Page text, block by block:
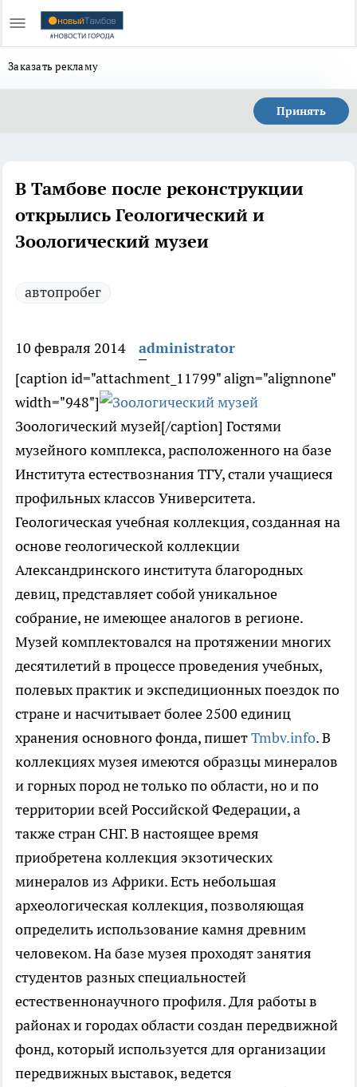
Заказать рекламу
Принять
В Тамбове после реконструкции
открылись Геологический и
Зоологический музеи
автопробег
10 февраля 2014
administrator
[caption id="attachment_11799" align="alignnone"
width="948"]
Зоологический музей[/caption] Гостями
музейного комплекса, расположенного на базе
Института естествознания ТГУ, стали учащиеся
профильных классов Университета.
Геологическая учебная коллекция, созданная на
основе геологической коллекции
Александринского института благородных
девиц, представляет собой уникальное
собрание, не имеющее аналогов в регионе.
Музей комплектовался на протяжении многих
десятилетий в процессе проведения учебных,
полевых практик и экспедиционных поездок по
стране и насчитывает более 2500 единиц
хранения основного фонда, пишетTmbv.info. В
коллекциях музея имеются образцы минералов
и горных пород не только по области, но и по
территории всей Российской Федерации, а
также стран СНГ. В настоящее время
приобретена коллекция экзотических
минералов из Африки. Есть небольшая
археологическая коллекция, позволяющая
определить использование камня древним
человеком. На базе музея проходят занятия
студентов разных специальностей
естественнонаучного профиля. Для работы в
районах и городах области создан передвижной
фонд, который используется для организации
передвижных выставок, ведется